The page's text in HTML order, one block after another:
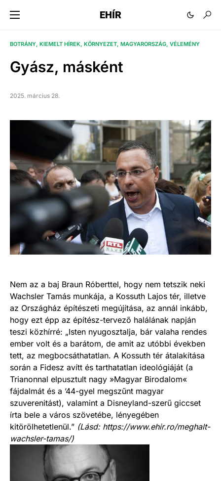
EHÍR
BOTRÁNY KIEMELT HÍREK KÖRNYEZET MAGYARORSZÁG VÉLEMÉNY
Gyász, másként
2025. március 28.
Nem az a baj Braun Róberttel, hogy nem tetszik neki
Wachsler Tamás munkája, a Kossuth Lajos tér, illetve
az Országház építészeti megújítása, az annál inkább,
hogy ezt épp az építész-tervező halálának napján
teszi közhírré: „Isten nyugosztalja, bár valaha rendes
ember volt és a barátom, de amit az utóbbi években
tett, az megbocsáthatatlan. A Kossuth tér átalakítása
során a Fidesz avítt és tarthatatlan ideológiáját (a
Trianonnal elpusztult nagy »Magyar Birodalom«
fájdalmát és a ’44-gyel megszűnt magyar
szuverenitást), valamint a Disneyland-szerű giccset
írta bele a város szövetébe, lényegében
kitörölhetetlenül.” (Lásd: https://www.ehir.ro/meghalt-
wachsler-tamas/)